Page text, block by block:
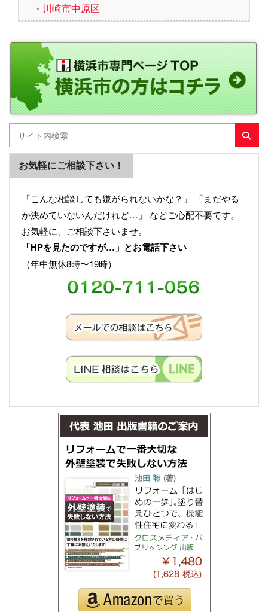
川崎市中原区
お気軽にご相談下さい！
「こんな相談しても嫌がられないかな？」 「まだやる
か決めていないんだけれど…」 などご心配不要です。
お気軽に、ご相談下さいませ。
「HPを見たのですが…」とお電話下さい
（年中無休8時〜19時）